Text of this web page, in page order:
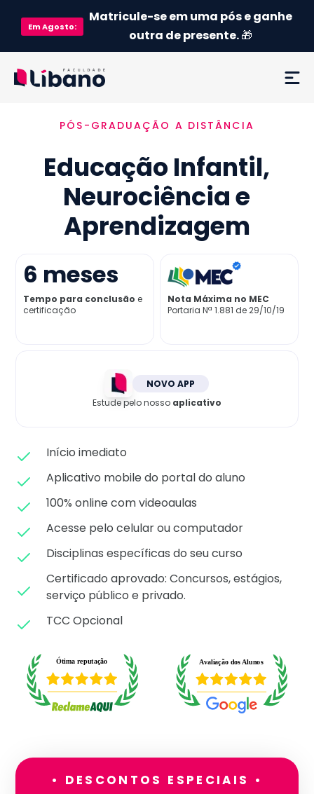
EmAgosto:
Matricule-se em uma pós e ganhe
outra de presente.🎁
Ementa
Como funciona
Credenciamento MEC
Já sou aluno
PÓS-GRADUAÇÃO A DISTÂNCIA
Educação Infantil,
Neurociência e
Aprendizagem
6 meses
Tempo para conclusão e
certificação
Nota Máxima no MEC
Portaria Nª 1.881 de 29/10/19
NOVO APP
Estude pelo nosso aplicativo
Início imediato
Aplicativo mobile do portal do aluno
100% online com videoaulas
Acesse pelo celular ou computador
Disciplinas específicas do seu curso
Certificado aprovado: Concursos, estágios,
serviço público e privado.
TCC Opcional
• DESCONTOS ESPECIAIS •